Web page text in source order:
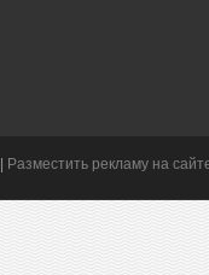
Разместить рекламу на